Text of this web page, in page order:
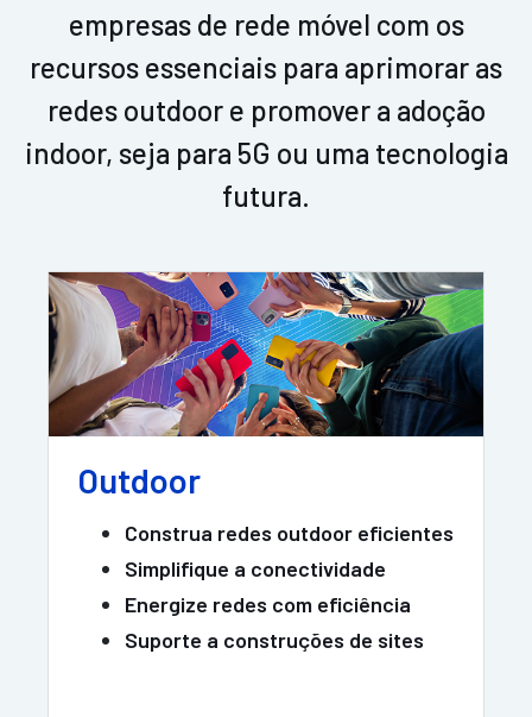
empresas de rede móvel com os
recursos essenciais para aprimorar as
redes outdoor e promover a adoção
indoor, seja para 5G ou uma tecnologia
futura.
Outdoor
Construa redes outdoor eficientes
Simplifique a conectividade
Energize redes com eficiência
Suporte a construções de sites